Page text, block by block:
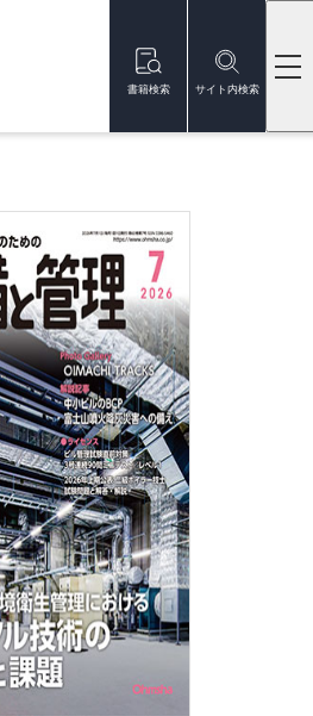
書籍検索 サイト内検索